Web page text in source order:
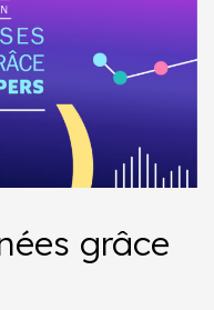
grâce